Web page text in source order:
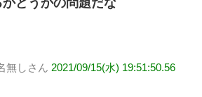
どうかの問題だな
無しさん 2021/09/15(水) 19:51:50.56